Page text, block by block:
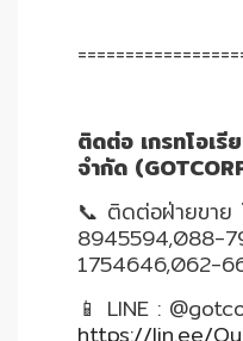
ติดต่อ เกรทโอเรี
จำกัด
📞 ติดต่อฝ่ายขาย
8945594,088-
1754646,062-
📱 LINE :